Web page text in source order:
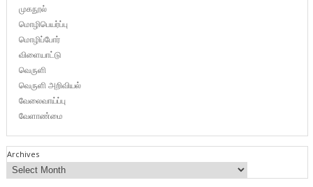
முகநூல்
மொழிபெயர்ப்பு
மொழிப்போர்
விளையாட்டு
வெருளி
வெருளி அறிவியல்
வேலைவாய்ப்பு
வேளாண்மை
Archives